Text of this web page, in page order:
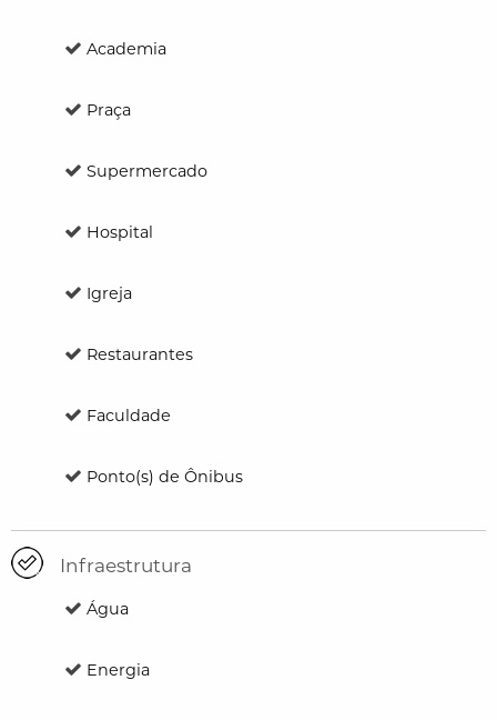
Academia
Praça
Supermercado
Hospital
Igreja
Restaurantes
Faculdade
Ponto(s) de Ônibus
Infraestrutura
Água
Energia